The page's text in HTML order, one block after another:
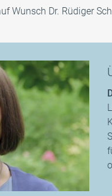
Wunsch Dr. Rüdiger